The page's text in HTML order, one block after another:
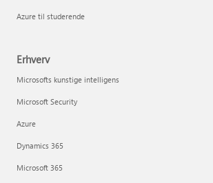
Azure til studerende
Erhverv
Microsofts kunstige intelligens
Microsoft Security
Azure
Dynamics 365
Microsoft 365